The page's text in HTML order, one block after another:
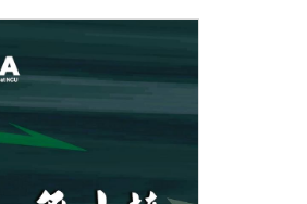
學分班招生公告
行政公告
師生動態